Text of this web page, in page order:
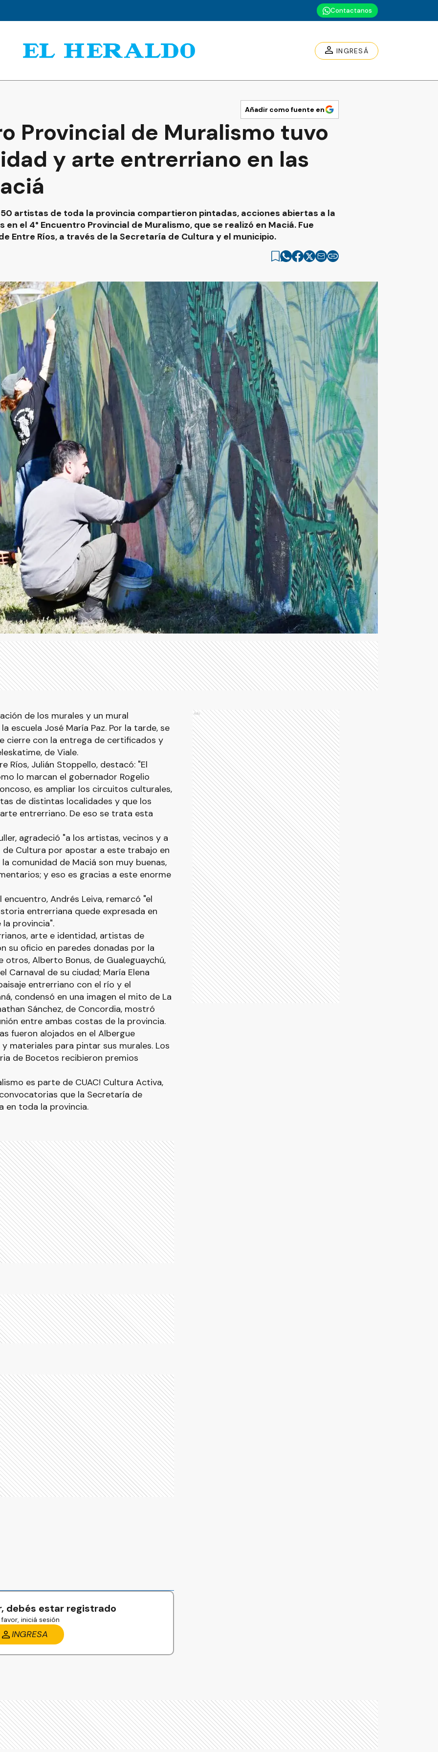
Contactanos
INGRESÁ
Añadir como fuente en
Provincial de Muralismo tuvo
y arte entrerriano en las
artistas de toda la provincia compartieron pintadas, acciones abiertas a la
el 4° Encuentro Provincial de Muralismo, que se realizó en Maciá. Fue
Entre Ríos, a través de la Secretaría de Cultura y el municipio.
de los murales y un mural
escuela José María Paz. Por la tarde, se
cierre con la entrega de certificados y
de Viale.
Ríos, Julián Stoppello, destacó: "El
lo marcan el gobernador Rogelio
es ampliar los circuitos culturales,
de distintas localidades y que los
entrerriano. De eso se trata esta
agradeció "a los artistas, vecinos y a
Cultura por apostar a este trabajo en
comunidad de Maciá son muy buenas,
y eso es gracias a este enorme
Andrés Leiva, remarcó "el
entrerriana quede expresada en
provincia".
arte e identidad, artistas de
su oficio en paredes donadas por la
Alberto Bonus, de Gualeguaychú,
Carnaval de su ciudad; María Elena
entrerriano con el río y el
condensó en una imagen el mito de La
Sánchez, de Concordia, mostró
entre ambas costas de la provincia.
fueron alojados en el Albergue
materiales para pintar sus murales. Los
de Bocetos recibieron premios
es parte de CUAC! Cultura Activa,
que la Secretaría de
en toda la provincia.
debés estar registrado
iniciá sesión
INGRESA
Ads